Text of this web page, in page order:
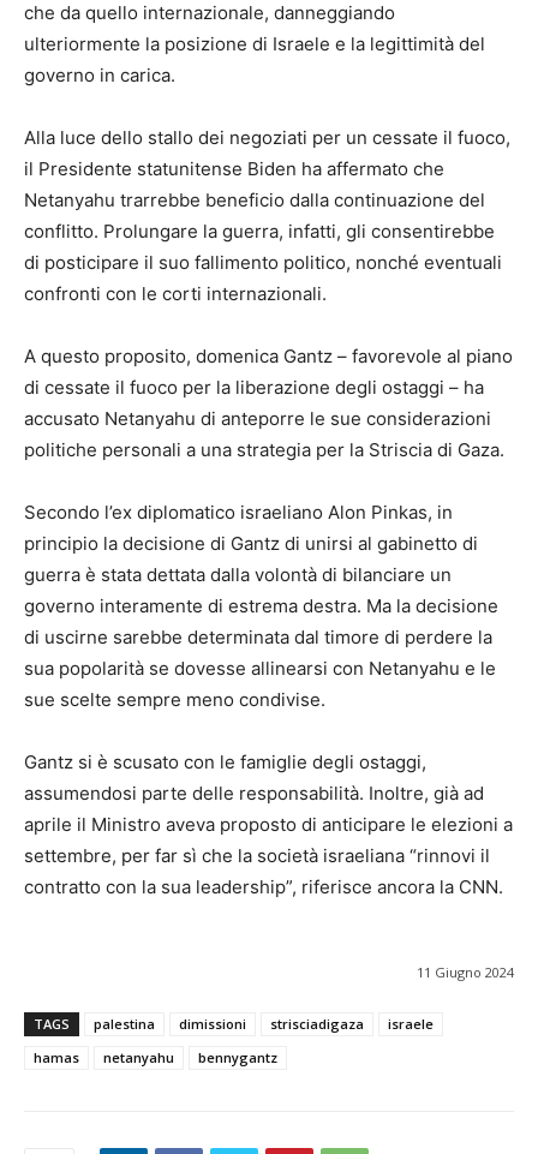
che da quello internazionale, danneggiando
ulteriormente la posizione di Israele e la legittimità del
governo in carica.
Alla luce dello stallo dei negoziati per un cessate il fuoco,
il Presidente statunitense Biden ha affermato che
Netanyahu trarrebbe beneficio dalla continuazione del
conflitto. Prolungare la guerra, infatti, gli consentirebbe
di posticipare il suo fallimento politico, nonché eventuali
confronti con le corti internazionali.
A questo proposito, domenica Gantz – favorevole al piano
di cessate il fuoco per la liberazione degli ostaggi – ha
accusato Netanyahu di anteporre le sue considerazioni
politiche personali a una strategia per la Striscia di Gaza.
Secondo l’ex diplomatico israeliano Alon Pinkas, in
principio la decisione di Gantz di unirsi al gabinetto di
guerra è stata dettata dalla volontà di bilanciare un
governo interamente di estrema destra. Ma la decisione
di uscirne sarebbe determinata dal timore di perdere la
sua popolarità se dovesse allinearsi con Netanyahu e le
sue scelte sempre meno condivise.
Gantz si è scusato con le famiglie degli ostaggi,
assumendosi parte delle responsabilità. Inoltre, già ad
aprile il Ministro aveva proposto di anticipare le elezioni a
settembre, per far sì che la società israeliana “rinnovi il
contratto con la sua leadership”, riferisce ancora la CNN.
11 Giugno 2024
TAGS palestina dimissioni strisciadigaza
israele
hamas
netanyahu bennygantz